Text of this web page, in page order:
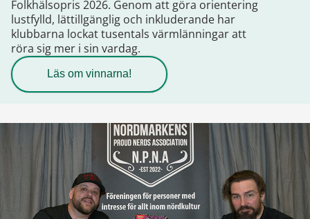
Folkhälsopris 2026. Genom att göra orientering
lustfylld, lättillgänglig och inkluderande har
klubbarna lockat tusentals värmlänningar att
röra sig mer i sin vardag.
Läs om vinnarna!